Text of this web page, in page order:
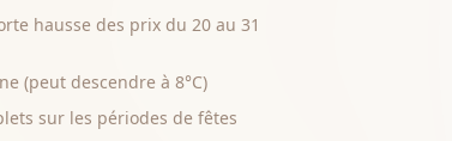
hausse des prix du 20 au 31
(peut descendre à 8°C)
sur les périodes de fêtes